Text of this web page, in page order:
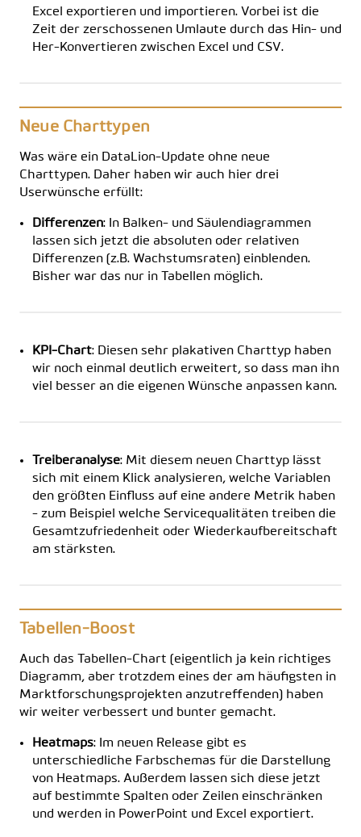
Excel exportieren und importieren. Vorbei ist die
Zeit der zerschossenen Umlaute durch das Hin- und
Her-Konvertieren zwischen Excel und CSV.
Neue Charttypen
Was wäre ein DataLion-Update ohne neue
Charttypen. Daher haben wir auch hier drei
Userwünsche erfüllt:
Differenzen: In Balken- und Säulendiagrammen
lassen sich jetzt die absoluten oder relativen
Differenzen (z.B. Wachstumsraten) einblenden.
Bisher war das nur in Tabellen möglich.
KPI-Chart: Diesen sehr plakativen Charttyp haben
wir noch einmal deutlich erweitert, so dass man ihn
viel besser an die eigenen Wünsche anpassen kann.
Treiberanalyse: Mit diesem neuen Charttyp lässt
sich mit einem Klick analysieren, welche Variablen
den größten Einfluss auf eine andere Metrik haben
- zum Beispiel welche Servicequalitäten treiben die
Gesamtzufriedenheit oder Wiederkaufbereitschaft
am stärksten.
Tabellen-Boost
Auch das Tabellen-Chart (eigentlich ja kein richtiges
Diagramm, aber trotzdem eines der am häufigsten in
Marktforschungsprojekten anzutreffenden) haben
wir weiter verbessert und bunter gemacht.
Heatmaps: Im neuen Release gibt es
unterschiedliche Farbschemas für die Darstellung
von Heatmaps. Außerdem lassen sich diese jetzt
auf bestimmte Spalten oder Zeilen einschränken
und werden in PowerPoint und Excel exportiert.